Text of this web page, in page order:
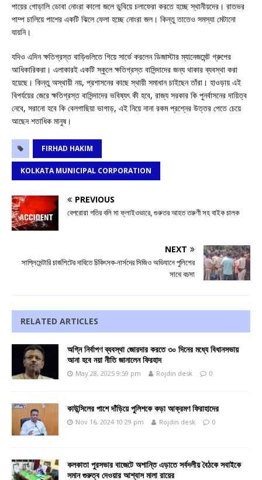
পায়ের গোড়ালি ডোবা নোংরা কালো জলে ডুবিয়ে চলাফেরা করতে হচ্ছে স্থানীয়দের। রাতভর
পাম্প চালিয়ে পাশের একটি ঝিলে ফেলা হচ্ছে নোংরা জল। কিন্তু তাতেও সমস্যা মেটানো
যায়নি।
যদিও এদিন ক্ষতিগ্রস্ত বাড়িগুলিতে গিয়ে সার্ভে করলেন ডিজাস্টার ম্যানেজমেন্ট গ্রুপের
আধিকারিকরা। এলাকারই একটি স্কুলে ক্ষতিগ্রস্ত বাসিন্দাদের জন্য থাকার ব্যবস্থা করা
হয়েছে। কিন্তু অস্থায়ী নয়, প্রশাসনের কাছে স্থায়ী সমাধান চাইছেন তাঁরা। হাওড়ায় এই
বিপর্যয়ের জেরে ক্ষতিগ্রস্ত বাসিন্দাদের ভবিষ্যৎ কী হবে, রাজ্য সরকার কি পুনর্বাসনের দায়িত্ব
নেবে, সরানো হবে কি বেলগাছিয়া ভাগাড়, এই নিয়ে নানা রকম প্রশ্নের উত্তর পেতে চেয়ে
আছেন শতাধিক মানুষ।
FIRHAD HAKIM
KOLKATA MUNICIPAL CORPORATION
PREVIOUS
বেপরোয়া গতির বলি মা ফ্লাইওভারে, গুরুতর আহত তরুণী সহ বাইক চালক
NEXT
সাপ্লিমেন্টারি চার্জশিটের দাবিতে চিকিৎসক-নার্সদের সিজিও অভিযানে পুলিশের
সাথে বচসা
RELATED ARTICLES
অগ্নি নির্বাপণ ব্যবস্থা জোরদার করতে ৩০ দিনের মধ্যে বিধানসভায়
আনা হবে নয়া নীতি জানালেন ফিরহাদ
May 28, 2025 9:59 pm Rojdin desk 0
কাউন্সিলের পাশে দাঁড়িয়ে পুলিশকে কড়া আক্রমণ ফিরাহাদের
Nov 16, 2024 10:29 pm Rojdin desk 0
কলকাতা পুরসভার বাজেটে অশান্তি এড়াতে সর্বদলীয় বৈঠকে সবাইকে
সমান গুরুত্ব দেওয়ার আশ্বাস মালা রায়ের